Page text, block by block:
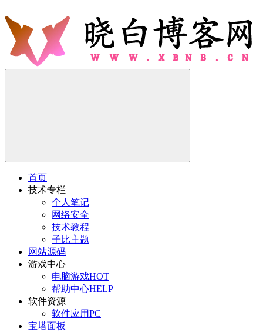
首页
技术专栏
个人笔记
网络安全
技术教程
子比主题
网站源码
游戏中心
电脑游戏HOT
帮助中心HELP
软件资源
软件应用PC
宝塔面板